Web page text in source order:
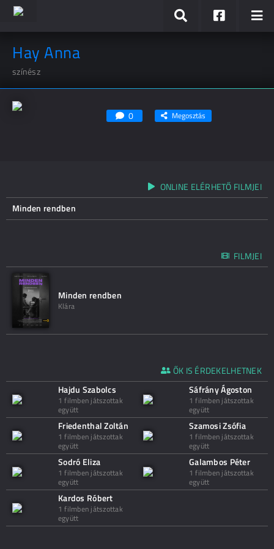
Hay Anna
színész
0 Megosztás
ONLINE ELÉRHETŐ FILMJEI
Minden rendben
FILMJEI
Minden rendben
Klára
ŐK IS ÉRDEKELHETNEK
Hajdu Szabolcs
1 filmben játszottak
együtt
Sáfrány Ágoston
1 filmben játszottak
együtt
Friedenthal Zoltán
1 filmben játszottak
együtt
Szamosi Zsófia
1 filmben játszottak
együtt
Sodró Eliza
1 filmben játszottak
együtt
Galambos Péter
1 filmben játszottak
együtt
Kardos Róbert
1 filmben játszottak
együtt